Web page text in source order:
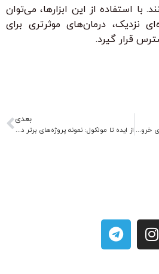
با استفاده از این ابزارها، می‌توان
نزدیک، درمان‌های موثرتری برای
قرار گیرد.
راهنمای گام به گام تحلیل فایل‌های خروجی و مصورسازی نتایج دینامیک مولکولی
بعدی
از ایده تا مولکول: نمونه پروژه‌های برتر در طراحی دارو